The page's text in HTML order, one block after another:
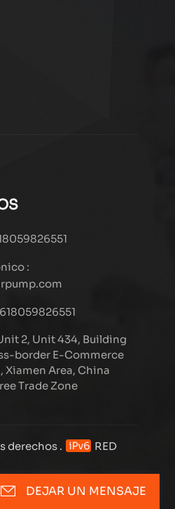
:
2, Unit 434, Building
border E-Commerce
Xiamen Area, China
Trade Zone
derechos .
RED
DEJAR UN MENSAJE